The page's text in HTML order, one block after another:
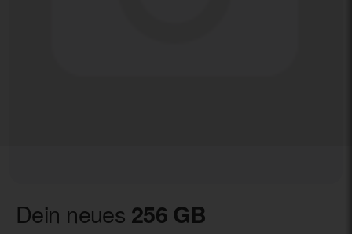
Dein neues 256 GB